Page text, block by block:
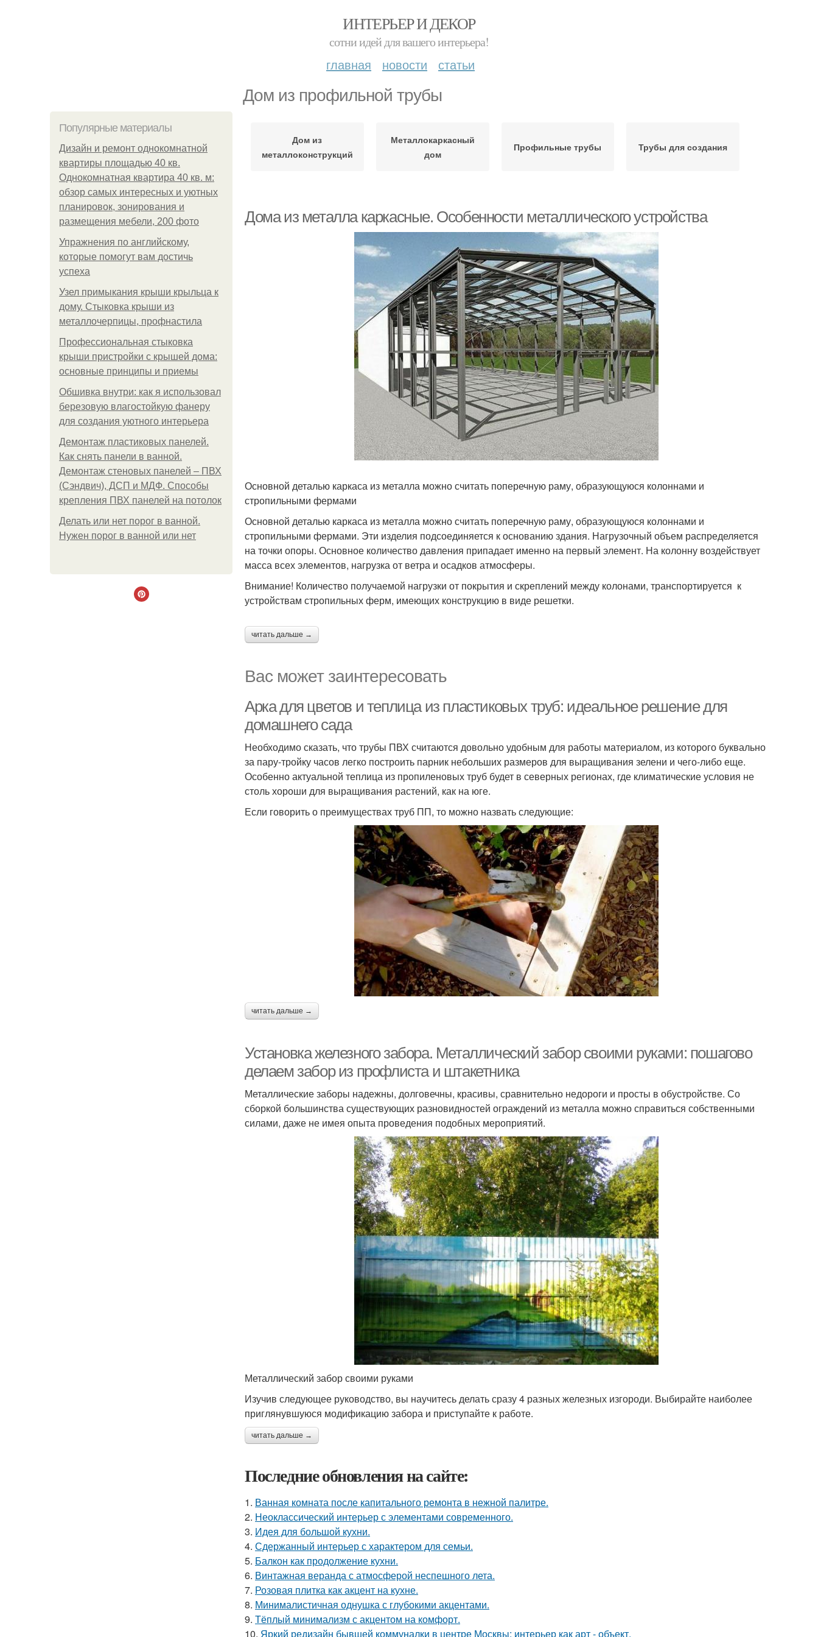
ИНТЕРЬЕР И ДЕКОР
сотни идей для вашего интерьера!
главная новости статьи
Дом из профильной трубы
Популярные материалы
Дизайн и ремонт однокомнатной
квартиры площадью 40 кв.
Однокомнатная квартира 40 кв. м:
обзор самых интересных и уютных
планировок, зонирования и
размещения мебели, 200 фото
Упражнения по английскому,
которые помогут вам достичь
успеха
Узел примыкания крыши крыльца к
дому. Стыковка крыши из
металлочерпицы, профнастила
Профессиональная стыковка
крыши пристройки с крышей дома:
основные принципы и приемы
Обшивка внутри: как я использовал
березовую влагостойкую фанеру
для создания уютного интерьера
Демонтаж пластиковых панелей.
Как снять панели в ванной.
Демонтаж стеновых панелей – ПВХ
(Сэндвич), ДСП и МДФ. Способы
крепления ПВХ панелей на потолок
Делать или нет порог в ванной.
Нужен порог в ванной или нет
Дом из
металлоконструкций
Металлокаркасный
дом
Профильные трубы Трубы для создания
Дома из металла каркасные. Особенности металлического устройства
Основной деталью каркаса из металла можно считать поперечную раму, образующуюся колоннами и
стропильными фермами
Основной деталью каркаса из металла можно считать поперечную раму, образующуюся колоннами и
стропильными фермами. Эти изделия подсоединяется к основанию здания. Нагрузочный объем распределяется
на точки опоры. Основное количество давления припадает именно на первый элемент. На колонну воздействует
масса всех элементов, нагрузка от ветра и осадков атмосферы.
Внимание! Количество получаемой нагрузки от покрытия и скреплений между колонами, транспортируется к
устройствам стропильных ферм, имеющих конструкцию в виде решетки.
читать дальше →
Вас может заинтересовать
Арка для цветов и теплица из пластиковых труб: идеальное решение для
домашнего сада
Необходимо сказать, что трубы ПВХ считаются довольно удобным для работы материалом, из которого буквально
за пару-тройку часов легко построить парник небольших размеров для выращивания зелени и чего-либо еще.
Особенно актуальной теплица из пропиленовых труб будет в северных регионах, где климатические условия не
столь хороши для выращивания растений, как на юге.
Если говорить о преимуществах труб ПП, то можно назвать следующие:
читать дальше →
Установка железного забора. Металлический забор своими руками: пошагово
делаем забор из профлиста и штакетника
Металлические заборы надежны, долговечны, красивы, сравнительно недороги и просты в обустройстве. Со
сборкой большинства существующих разновидностей ограждений из металла можно справиться собственными
силами, даже не имея опыта проведения подобных мероприятий.
Металлический забор своими руками
Изучив следующее руководство, вы научитесь делать сразу 4 разных железных изгороди. Выбирайте наиболее
приглянувшуюся модификацию забора и приступайте к работе.
читать дальше →
Последние обновления на сайте:
1. Ванная комната после капитального ремонта в нежной палитре.
2. Неоклассический интерьер с элементами современного.
3. Идея для большой кухни.
4. Сдержанный интерьер с характером для семьи.
5. Балкон как продолжение кухни.
6. Винтажная веранда с атмосферой неспешного лета.
7. Розовая плитка как акцент на кухне.
8. Минималистичная однушка с глубокими акцентами.
9. Тёплый минимализм с акцентом на комфорт.
10. Яркий редизайн бывшей коммуналки в центре Москвы: интерьер как арт - объект.